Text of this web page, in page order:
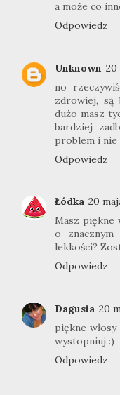
a może co
Odpowiedz
Unknown 20
no
zdrowiej, są
dużo masz
bardziej
problem i nie
Odpowiedz
Łódka 20
Masz piękne
o znacznym
lekkości?
Odpowiedz
Dagusia 20
piękne
wystopniuj :)
Odpowiedz